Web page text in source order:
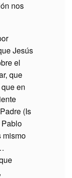
nos
Jesús
el
que
en
(Is
mismo